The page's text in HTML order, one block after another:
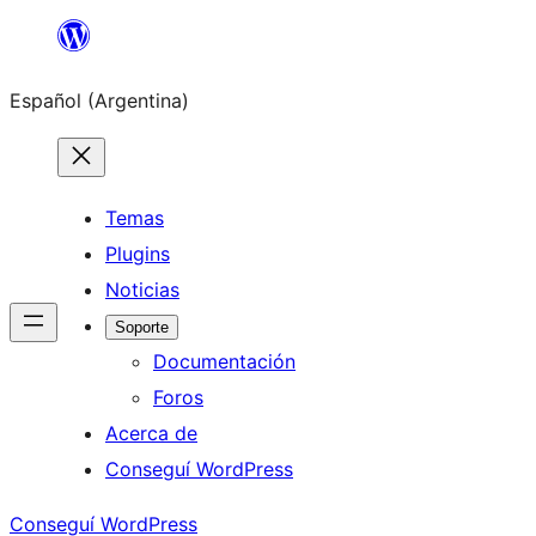
Saltar
contenido
Español (Argentina)
Temas
Plugins
Noticias
Soporte
Documentación
Foros
Acerca de
Conseguí WordPress
Conseguí WordPress